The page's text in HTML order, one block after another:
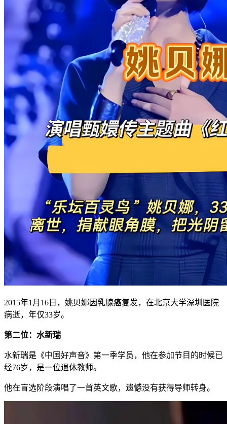
2015年1月16日，姚贝娜因乳腺癌复发，在北京大学深圳医院
病逝，年仅33岁。
第二位：水新瑞
水新瑞是《中国好声音》第一季学员，他在参加节目的时候已
经76岁，是一位退休教师。
他在盲选阶段演唱了一首英文歌，遗憾没有获得导师转身。